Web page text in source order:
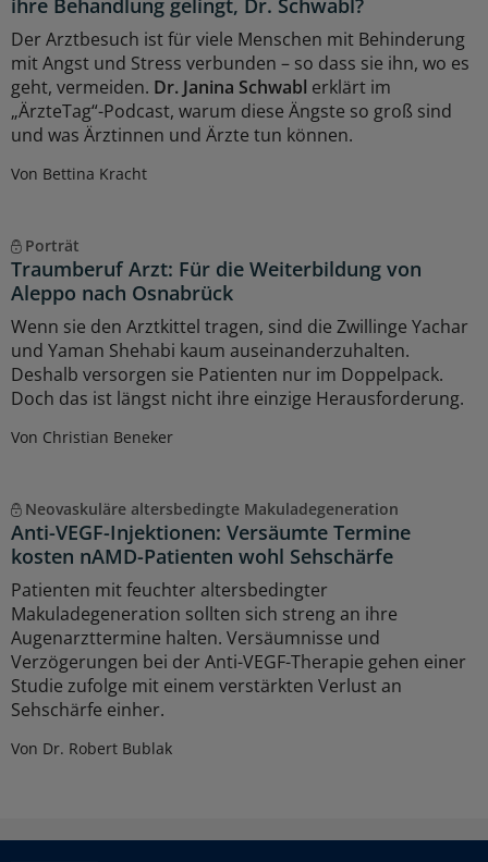
ihre Behandlung gelingt, Dr. Schwabl?
Der Arztbesuch ist für viele Menschen mit Behinderung
mit Angst und Stress verbunden – so dass sie ihn, wo es
geht, vermeiden. Dr. Janina Schwabl erklärt im
„ÄrzteTag“-Podcast, warum diese Ängste so groß sind
und was Ärztinnen und Ärzte tun können.
Von Bettina Kracht
Porträt
Traumberuf Arzt: Für die Weiterbildung von
Aleppo nach Osnabrück
Wenn sie den Arztkittel tragen, sind die Zwillinge Yachar
und Yaman Shehabi kaum auseinanderzuhalten.
Deshalb versorgen sie Patienten nur im Doppelpack.
Doch das ist längst nicht ihre einzige Herausforderung.
Von Christian Beneker
Neovaskuläre altersbedingte Makuladegeneration
Anti-VEGF-Injektionen: Versäumte Termine
kosten nAMD-Patienten wohl Sehschärfe
Patienten mit feuchter altersbedingter
Makuladegeneration sollten sich streng an ihre
Augenarzttermine halten. Versäumnisse und
Verzögerungen bei der Anti-VEGF-Therapie gehen einer
Studie zufolge mit einem verstärkten Verlust an
Sehschärfe einher.
Von Dr. Robert Bublak